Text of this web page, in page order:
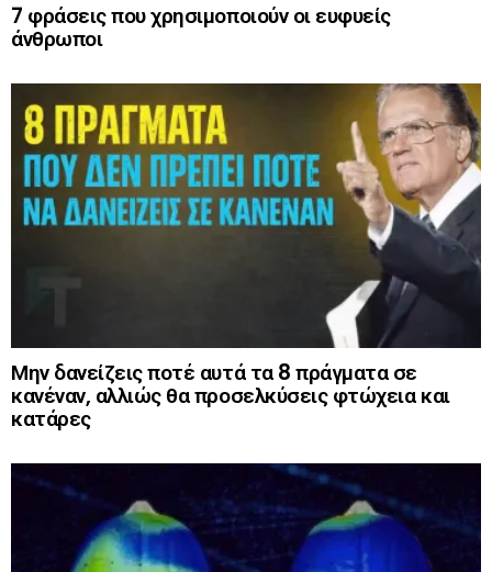
7 φράσεις που χρησιμοποιούν οι ευφυείς
άνθρωποι
Μην δανείζεις ποτέ αυτά τα 8 πράγματα σε
κανέναν, αλλιώς θα προσελκύσεις φτώχεια και
κατάρες